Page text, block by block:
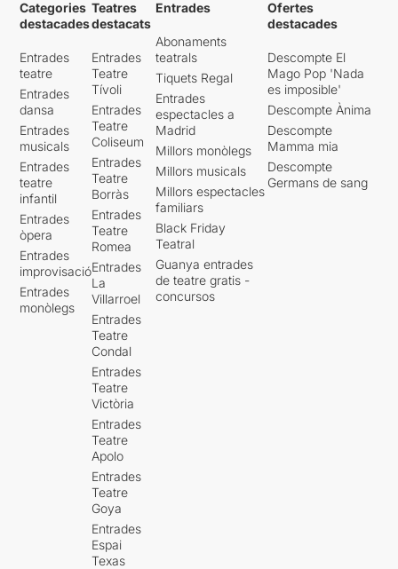
Categories
destacades
Entrades
teatre
Entrades
dansa
Entrades
musicals
Entrades
teatre
infantil
Entrades
òpera
Entrades
improvisació
Entrades
monòlegs
Teatres
destacats
Entrades
Teatre
Tívoli
Entrades
Teatre
Coliseum
Entrades
Teatre
Borràs
Entrades
Teatre
Romea
Entrades
La
Villarroel
Entrades
Teatre
Condal
Entrades
Teatre
Victòria
Entrades
Teatre
Apolo
Entrades
Teatre
Goya
Entrades
Espai
Texas
Entrades
Abonaments
teatrals
Tiquets Regal
Entrades
espectacles a
Madrid
Millors monòlegs
Millors musicals
Millors espectacles
familiars
Black Friday
Teatral
Guanya entrades
de teatre gratis -
concursos
Ofertes
destacades
Descompte El
Mago Pop 'Nada
es imposible'
Descompte Ànima
Descompte
Mamma mia
Descompte
Germans de sang